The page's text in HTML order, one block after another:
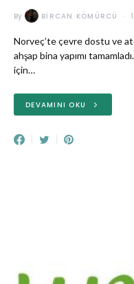
By BIRCAN KÖMÜRCÜ
Norveç’te çevre dostu ve
ahşap bina yapımı
için…
DEVAMINI OKU